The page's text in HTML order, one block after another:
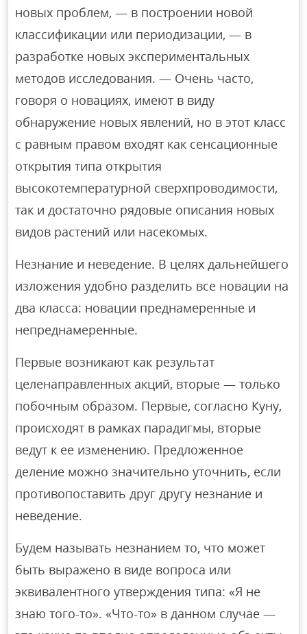
новых проблем, — в построении новой
классификации или периодизации, — в
разработке новых экспериментальных
методов исследования. — Очень часто,
говоря о новациях, имеют в виду
обнаружение новых явлений, но в этот класс
с равным правом входят как сенсационные
открытия типа открытия
высокотемпературной сверхпроводимости,
так и достаточно рядовые описания новых
видов растений или насекомых.
Незнание и неведение. В целях дальнейшего
изложения удобно разделить все новации на
два класса: новации преднамеренные и
непреднамеренные.
Первые возникают как результат
целенаправленных акций, вторые — только
побочным образом. Первые, согласно Куну,
происходят в рамках парадигмы, вторые
ведут к ее изменению. Предложенное
деление можно значительно уточнить, если
противопоставить друг другу незнание и
неведение.
Будем называть незнанием то, что может
быть выражено в виде вопроса или
эквивалентного утверждения типа: «Я не
знаю того-то». «Что-то» в данном случае —